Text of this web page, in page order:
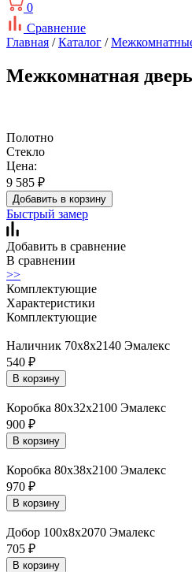
0
Сравнение
Главная /Каталог /
Межкомнатная
Полотно
Стекло
Цена:
9 585 ₽
Добавить в корзину
Быстрый замер
Добавить в сравнение
В сравнении
>>
Комплектующие
Характеристики
Комплектующие
Наличник 70х8х2140 Эмалекс
540 ₽
В корзину
Коробка 80х32х2100 Эмалекс
900 ₽
В корзину
Коробка 80х38х2100 Эмалекс
970 ₽
В корзину
Добор 100х8х2070 Эмалекс
705 ₽
В корзину